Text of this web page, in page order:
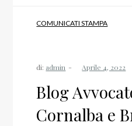
COMUNICATI STAMPA
di: admin
Blog
Cornalba e